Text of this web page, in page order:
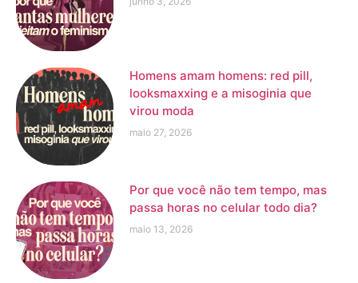
Homens amam homens: red pill,
looksmaxxing e a misoginia que
virou moda
maio 27, 2026
Por que você não tem tempo, mas
passa horas no celular todo dia?
maio 13, 2026